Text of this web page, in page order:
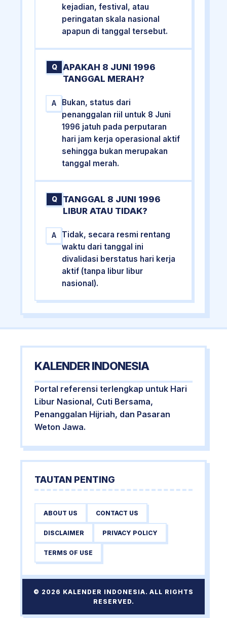
kejadian, festival, atau
peringatan skala nasional
apapun di tanggal tersebut.
Q
APAKAH 8 JUNI 1996
TANGGAL MERAH?
A
Bukan, status dari
penanggalan riil untuk 8 Juni
1996 jatuh pada perputaran
hari jam kerja operasional aktif
sehingga bukan merupakan
tanggal merah.
Q
TANGGAL 8 JUNI 1996
LIBUR ATAU TIDAK?
A
Tidak, secara resmi rentang
waktu dari tanggal ini
divalidasi berstatus hari kerja
aktif (tanpa libur libur
nasional).
KALENDER INDONESIA
Portal referensi terlengkap untuk Hari
Libur Nasional, Cuti Bersama,
Penanggalan Hijriah, dan Pasaran
Weton Jawa.
TAUTAN PENTING
ABOUT US CONTACT US
DISCLAIMER PRIVACY POLICY
TERMS OF USE
© 2026 KALENDER INDONESIA. ALL RIGHTS
RESERVED.